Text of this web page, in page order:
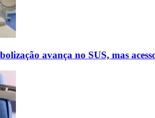
avança no SUS, mas